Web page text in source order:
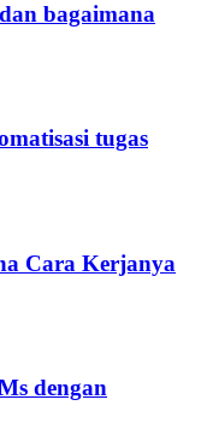
bagaimana
tugas
Cara Kerjanya
dengan